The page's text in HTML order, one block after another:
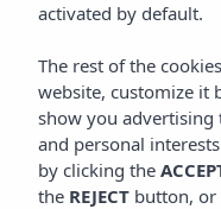
Home Ibiza
Ibiza -
Vibra Jabeque Dreams
activated by default.
The rest of the
website, customize it
show you advertising
and personal
by clicking the
the REJECT button, or